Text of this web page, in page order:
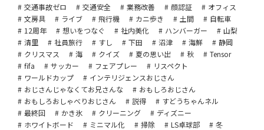
交通事故ゼロ
交通安全 業務改善 顔認証
オフィス
文房具
ライブ 飛行機 カニ歩き 土間
自転車
12周年
想いをつなぐ 社内美化 ハンバーガー
山梨
清里
社員旅行 すし 下田 沼津 海鮮
静岡
クリスマス
海 クイズ 夏の思い出 秋
Tensor
fifa
サッカー フェアプレー
リスペクト
ワールドカップ
インテリジェンスおじさん
おじさんじゃなくてお兄さんな
おもしろおじさん
おもしろおしゃべりおじさん
説得
すどうちゃんネル
最終回
かき氷 クリーニング
ディズニー
ホワイトボード
ミニマル化 掃除 LS卓球部
冬